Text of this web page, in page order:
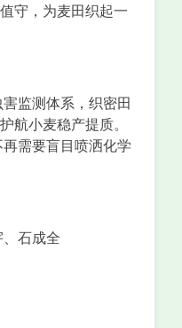
守，为麦田织起一
监测体系，织密田
航小麦稳产提质。
需要盲目喷洒化学
石成全